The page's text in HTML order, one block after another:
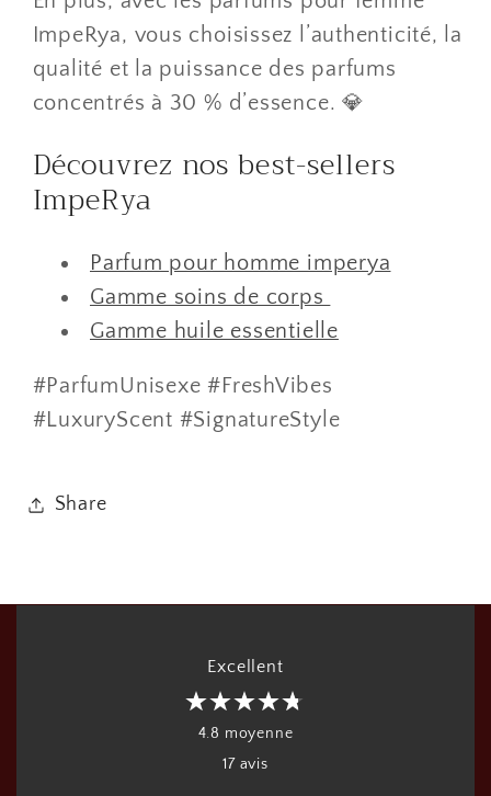
ImpeRya, vous choisissez l’authenticité, la
qualité et la puissance des parfums
concentrés à 30 % d’essence. 💎
Découvrez nos best-sellers
ImpeRya
Parfum pour homme imperya
Gamme soins de corps
Gamme huile essentielle
#ParfumUnisexe #FreshVibes
#LuxuryScent #SignatureStyle
Share
Excellent
4.8 moyenne
17 avis